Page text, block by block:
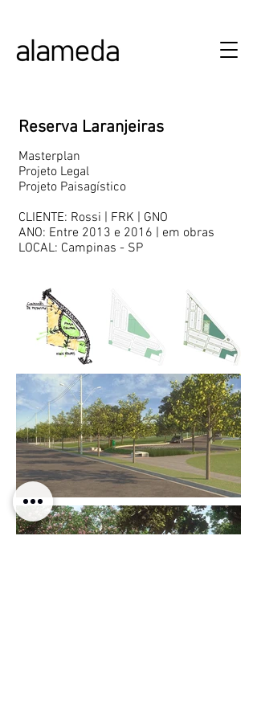
Reserva Laranjeiras
Masterplan
Projeto Legal
Projeto Paisagístico
CLIENTE: Rossi | FRK | GNO
ANO: Entre 2013 e 2016 | em obras
LOCAL: Campinas - SP